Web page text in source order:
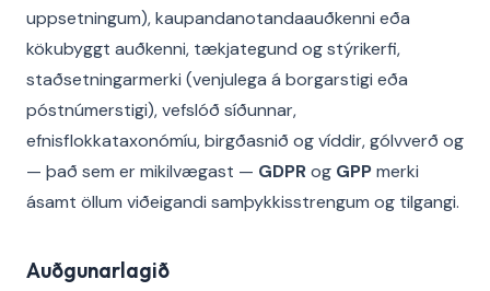
uppsetningum), kaupandanotandaauðkenni eða
kökubyggt auðkenni, tækjategund og stýrikerfi,
staðsetningarmerki (venjulega á borgarstigi eða
póstnúmerstigi), vefslóð síðunnar,
efnisflokkataxonómíu, birgðasnið og víddir, gólvverð og
— það sem er mikilvægast — GDPRog GPPmerki
ásamt öllum viðeigandi samþykkisstrengum og tilgangi.
Auðgunarlagið